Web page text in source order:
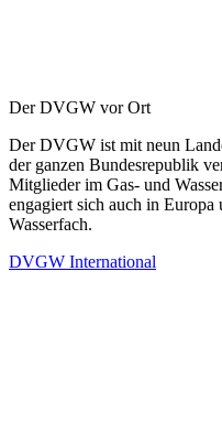
Der DVGW vor Ort
Der DVGW ist mit neun
der ganzen Bundesrepublik
Mitglieder im Gas- und
engagiert sich auch in
Wasserfach.
DVGW International